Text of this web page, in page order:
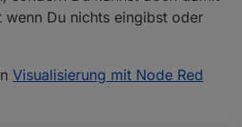
wenn Du nichts eingibst oder
Visualisierung mit Node Red